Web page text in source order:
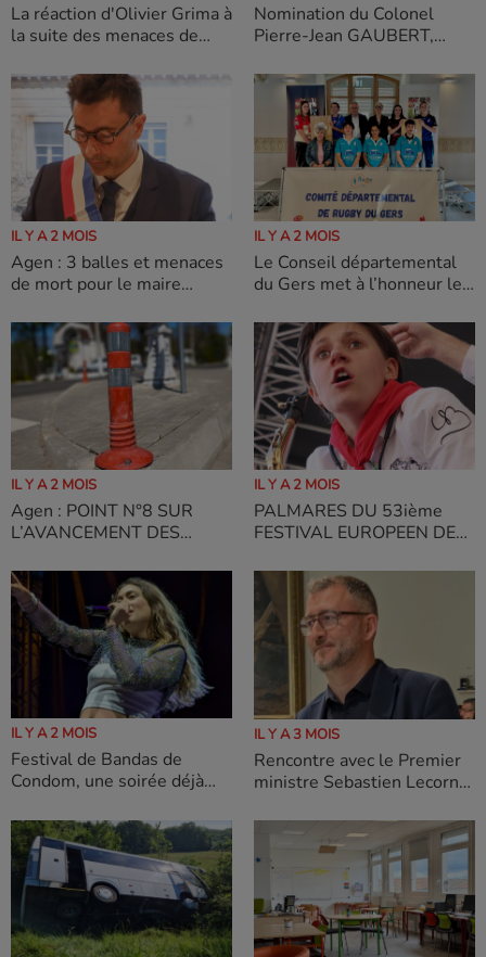
La réaction d'Olivier Grima à
la suite des menaces de
Bruneau ce jour.
Nomination du Colonel
Pierre-Jean GAUBERT,
départemental adjoint du
SDIS 32
IL Y A 2 MOIS
Agen : 3 balles et menaces
de mort pour le maire
IL Y A 2 MOIS
Le Conseil départemental
du Gers met à l’honneur les
qualifiées en finale
départementale
IL Y A 2 MOIS
Agen : POINT N°8 SUR
L’AVANCEMENT DES
CHALEUR URBAIN
IL Y A 2 MOIS
PALMARES DU 53ième
FESTIVAL EUROPEEN DE
CONDOM 2026
IL Y A 2 MOIS
Festival de Bandas de
Condom, une soirée déjà
IL Y A 3 MOIS
Rencontre avec le Premier
ministre Sebastien Lecornu
un chantier irréversible »